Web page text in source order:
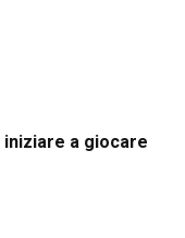
a giocare